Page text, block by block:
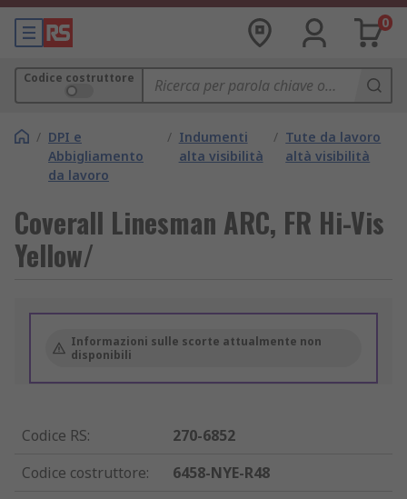
0
Codice costruttore
/ DPI e
Abbigliamento
da lavoro
/ Indumenti
alta visibilità
/ Tute da lavoro
altà visibilità
Coverall Linesman ARC, FR Hi-Vis
Yellow/
Informazioni sulle scorte attualmente non
disponibili
Codice RS:
270-6852
Codice costruttore:
6458-NYE-R48